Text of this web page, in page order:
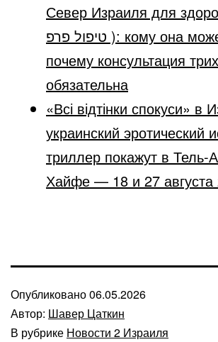
Север Израиля для
טיפול פרפ ): кому она может подойти и
почему консультация
обязательна
«Всі відтінки спокуси» в
украинский эротический
триллер покажут в Тель-
Хайфе — 18 и 27 августа
Опубликовано06.05.2026
Автор: Шавер Цаткин
В рубрике Новости 2 Израиля